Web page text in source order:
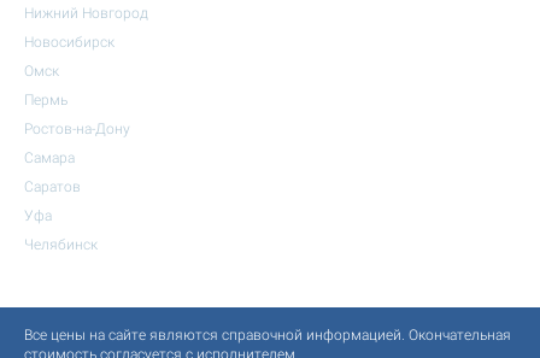
Нижний Новгород
Новосибирск
Омск
Пермь
Ростов-на-Дону
Самара
Саратов
Уфа
Челябинск
Все цены на сайте являются справочной информацией. Окончательная
стоимость согласуется с исполнителем.